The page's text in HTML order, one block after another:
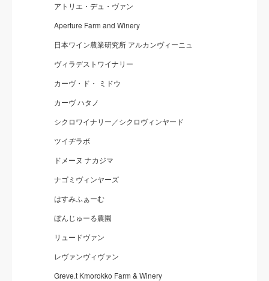
アトリエ・デュ・ヴァン
Aperture Farm and Winery
日本ワイン農業研究所 アルカンヴィーニュ
ヴィラデストワイナリー
カーヴ・ド・ ミドウ
カーヴ ハタノ
シクロワイナリー／シクロヴィンヤード
ツイヂラボ
ドメーヌ ナカジマ
ナゴミヴィンヤーズ
はすみふぁーむ
ぼんじゅーる農園
リュードヴァン
レヴァンヴィヴァン
Greve.t Kmorokko Farm & Winery